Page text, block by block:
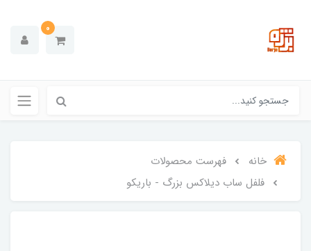
0
خانه
فهرست محصولات
فلفل ساب دیلاکس بزرگ - باریکو